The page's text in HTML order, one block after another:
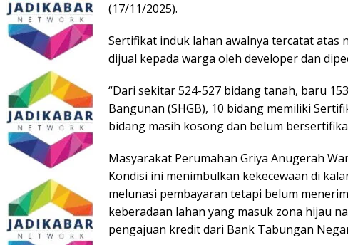
(17/11/2025).
Sertifikat induk lahan awalnya tercatat atas
dijual kepada warga oleh developer dan
“Dari sekitar 524-527 bidang tanah, baru
Bangunan (SHGB), 10 bidang memiliki
bidang masih kosong dan belum
Masyarakat Perumahan Griya Anugerah
Kondisi ini menimbulkan kekecewaan di
melunasi pembayaran tetapi belum
keberadaan lahan yang masuk zona hijau
pengajuan kredit dari Bank Tabungan